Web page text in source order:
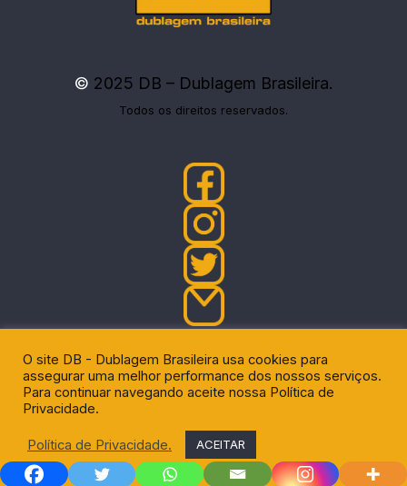
© 2025 DB – Dublagem Brasileira.
Todos os direitos reservados.
Política de privacidade
Política de comentários
DU - News |Eggnews byTheme Egg.
O site DB - Dublagem Brasileira usa cookies para
assegurar uma melhor performance dos nossos serviços.
Para continuar navegando aceite nossa Política de
Privacidade.
Política de Privacidade. ACEITAR